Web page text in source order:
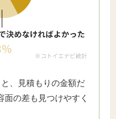
、見積もりの金額だ
面の差も見つけやすく